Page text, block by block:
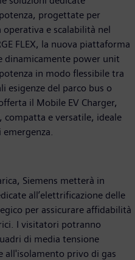
progettate per
e scalabilità nel
FLEX, la nuova piattaforma
dinamicamente power unit
in modo flessibile tra
esigenze del parco bus o
il Mobile EV Charger,
compatta e versatile, ideale
Siemens metterà in
all’elettrificazione delle
per assicurare affidabilità
I visitatori potranno
di media tensione
all'isolamento privo di gas